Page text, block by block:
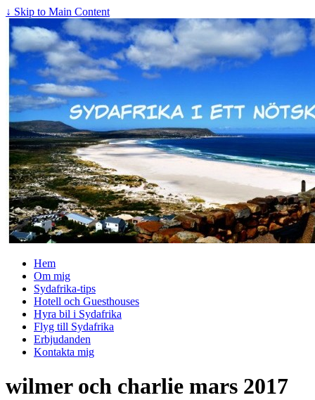
↓ Skip to Main Content
Hem
Om mig
Sydafrika-tips
Hotell och Guesthouses
Hyra bil i Sydafrika
Flyg till Sydafrika
Erbjudanden
Kontakta mig
wilmer och charlie mars 2017